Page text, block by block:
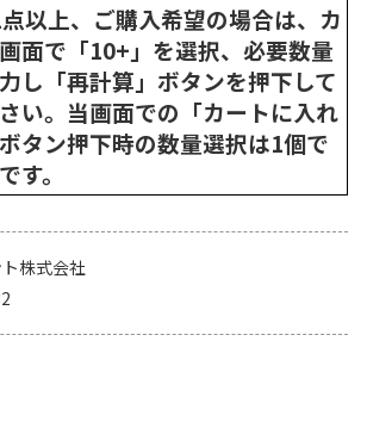
以上、ご購入希望の場合は、カ
面で「10+」を選択、必要数量
し「再計算」ボタンを押下して
い。当画面での「カートに入れ
タン押下時の数量選択は1個で
す。
株式会社